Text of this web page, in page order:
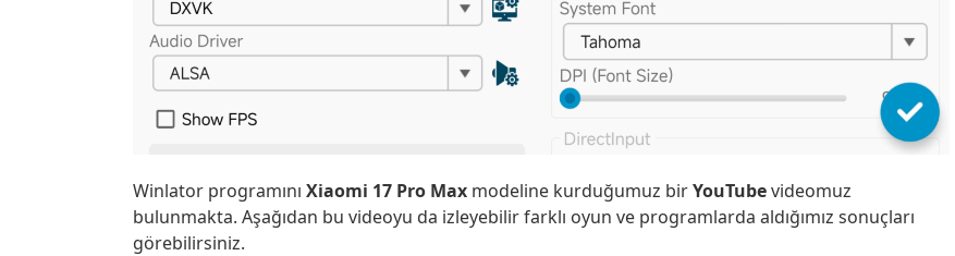
Winlator programını Xiaomi 17 Pro Max modeline kurduğumuz birYouTubevideomuz
bulunmakta. Aşağıdan bu videoyu da izleyebilir farklı oyun ve programlarda aldığımız sonuçları
görebilirsiniz.